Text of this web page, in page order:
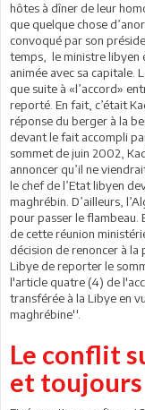
hôtes à dîner de leur
que quelque chose
convoqué par son
temps, le ministre libyen
animée avec sa capitale.
que suite à «l’accord»
reporté. En fait, c’était
réponse du berger à la
devant le fait accompli
sommet de juin 2002,
annoncer qu’il ne
le chef de l’Etat libyen
maghrébin. D’ailleurs,
pour passer le flambeau.
de cette réunion
décision de renoncer à la
Libye de reporter le
l'article quatre (4) de
transférée à la Libye en
maghrébine''.
Le conflit
et toujours